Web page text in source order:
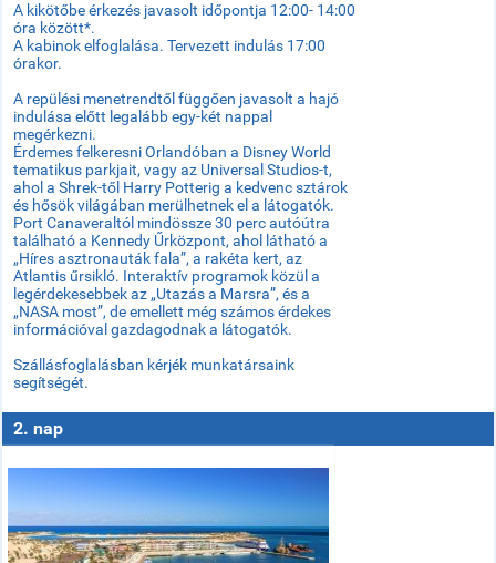
A kikötőbe érkezés javasolt időpontja 12:00- 14:00
óra között*.
A kabinok elfoglalása. Tervezett indulás 17:00
órakor.
A repülési menetrendtől függően javasolt a hajó
indulása előtt legalább egy-két nappal
megérkezni.
Érdemes felkeresni Orlandóban a Disney World
tematikus parkjait, vagy az Universal Studios-t,
ahol a Shrek-től Harry Potterig a kedvenc sztárok
és hősök világában merülhetnek el a látogatók.
Port Canaveraltól mindössze 30 perc autóútra
található a Kennedy Űrközpont, ahol látható a
„Híres asztronauták fala”, a rakéta kert, az
Atlantis űrsikló. Interaktív programok közül a
legérdekesebbek az „Utazás a Marsra”, és a
„NASA most”, de emellett még számos érdekes
információval gazdagodnak a látogatók.
Szállásfoglalásban kérjék munkatársaink
segítségét.
2. nap